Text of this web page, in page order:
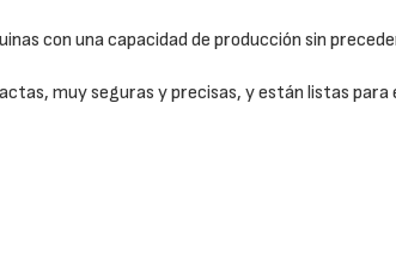
con una capacidad de producción sin
muy seguras y precisas, y están listas